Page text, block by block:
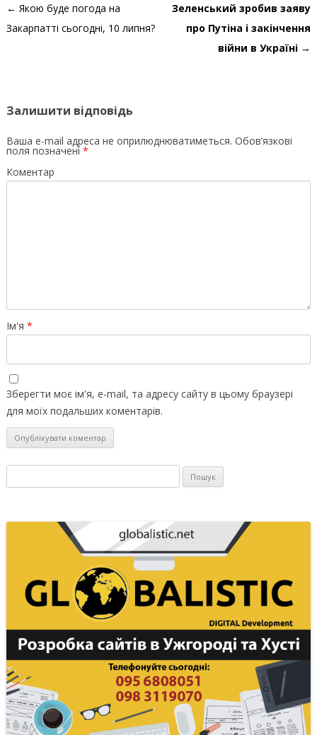
Навігація по запису
← Якою буде погода на
Закарпатті сьогодні, 10 липня?
Зеленський зробив заяву
про Путіна і закінчення
війни в Україні →
Залишити відповідь
Ваша e-mail адреса не оприлюднюватиметься. Обов’язкові
поля позначені *
Коментар
Ім'я *
Зберегти моє ім'я, e-mail, та адресу сайту в цьому браузері
для моїх подальших коментарів.